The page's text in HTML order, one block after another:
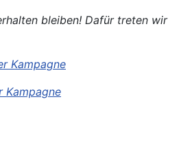
bleiben! Dafür treten wir
Kampagne
Kampagne